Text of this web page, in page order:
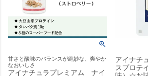
甘さと酸味のバランスが絶妙な、爽やか
なおいしさ
アイナチュラプレミアム ナイ
アイナチ
スプロテ